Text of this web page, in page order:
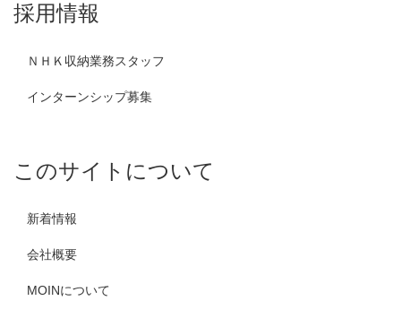
採用情報
ＮＨＫ収納業務スタッフ
インターンシップ募集
このサイトについて
新着情報
会社概要
MOINについて